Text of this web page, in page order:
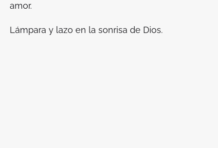
amor.
Lámpara y lazo en la sonrisa de Dios.